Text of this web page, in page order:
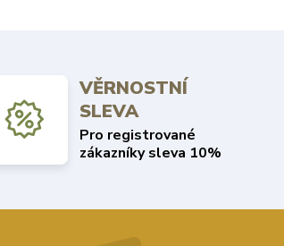
VĚRNOSTNÍ
SLEVA
Pro registrované
zákazníky sleva 10%